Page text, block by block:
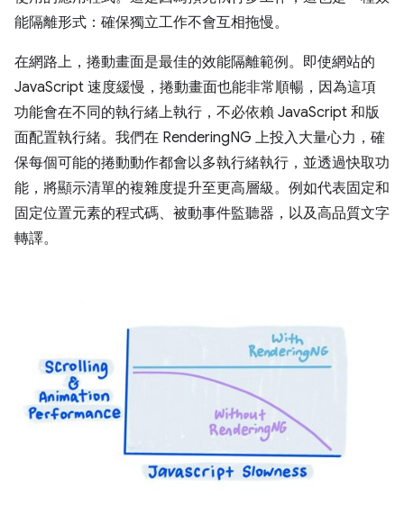
能隔離形式：確保獨立工作不會互相拖慢。
在網路上，捲動畫面是最佳的效能隔離範例。即使網站的
JavaScript 速度緩慢，捲動畫面也能非常順暢，因為這項
功能會在不同的執行緒上執行，不必依賴 JavaScript 和版
面配置執行緒。我們在 RenderingNG 上投入大量心力，確
保每個可能的捲動動作都會以多執行緒執行，並透過快取功
能，將顯示清單的複雜度提升至更高層級。例如代表固定和
固定位置元素的程式碼、被動事件監聽器，以及高品質文字
轉譯。